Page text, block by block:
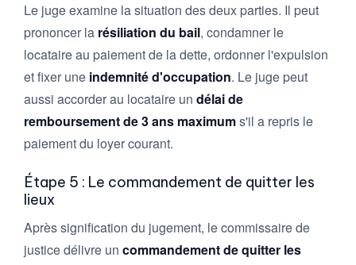
Le juge examine la situation des deux parties. Il peut
prononcer la résiliation du bail, condamner le
locataire au paiement de la dette, ordonner l'expulsion
et fixer une indemnité d'occupation. Le juge peut
aussi accorder au locataire un délai de
remboursement de 3 ans maximums'il a repris le
paiement du loyer courant.
Étape 5 : Le commandement de quitter les
lieux
Après signification du jugement, le commissaire de
justice délivre un commandement de quitter les